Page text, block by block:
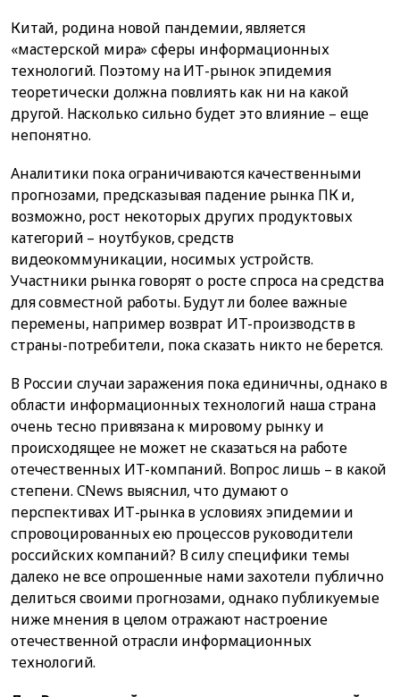
Китай, родина новой пандемии, является
«мастерской мира» сферы информационных
технологий. Поэтому на ИТ-рынок эпидемия
теоретически должна повлиять как ни на какой
другой. Насколько сильно будет это влияние – еще
непонятно.
Аналитики пока ограничиваются качественными
прогнозами, предсказывая падение рынка ПК и,
возможно, рост некоторых других продуктовых
категорий – ноутбуков, средств
видеокоммуникации, носимых устройств.
Участники рынка говорят о росте спроса на средства
для совместной работы. Будут ли более важные
перемены, например возврат ИТ-производств в
страны-потребители, пока сказать никто не берется.
В России случаи заражения пока единичны, однако в
области информационных технологий наша страна
очень тесно привязана к мировому рынку и
происходящее не может не сказаться на работе
отечественных ИТ-компаний. Вопрос лишь – в какой
степени. CNews выяснил, что думают о
перспективах ИТ-рынка в условиях эпидемии и
спровоцированных ею процессов руководители
российских компаний? В силу специфики темы
далеко не все опрошенные нами захотели публично
делиться своими прогнозами, однако публикуемые
ниже мнения в целом отражают настроение
отечественной отрасли информационных
технологий.